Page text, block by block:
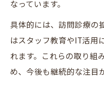
なっています。
具体的には、訪問診療の
はスタッフ教育やIT活用
れます。これらの取り組
め、今後も継続的な注目